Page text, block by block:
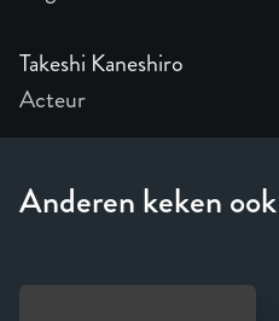
Takeshi Kaneshiro
Acteur